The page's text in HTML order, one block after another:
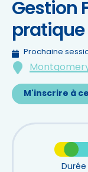
Gestion
pratique
Prochaine
M'inscrire à
Durée